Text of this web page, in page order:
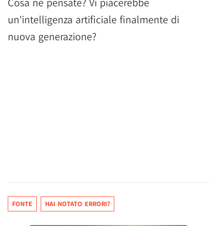
un'intelligenza artificiale finalmente di
nuova generazione?
FONTE HAI NOTATO ERRORI?